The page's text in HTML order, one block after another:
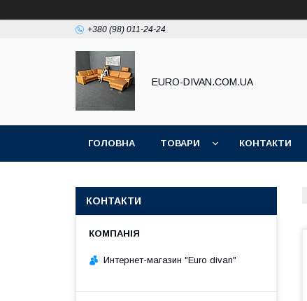
+380 (98) 011-24-24
EURO-DIVAN.COM.UA
ГОЛОВНА ТОВАРИ КОНТАКТИ
КОНТАКТИ
Интернет-магазин "Euro divan"